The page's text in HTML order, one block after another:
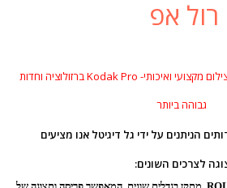
רול אפ
מודפסים על נייר צילום מקצועי ואיכותי- Kodak Pro ברזולוציה וחדות
גבוהה ביותר
על ידי גל דיגיטל אנו מציעים
השונים: